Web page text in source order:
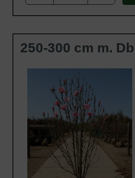
250-300 cm m.